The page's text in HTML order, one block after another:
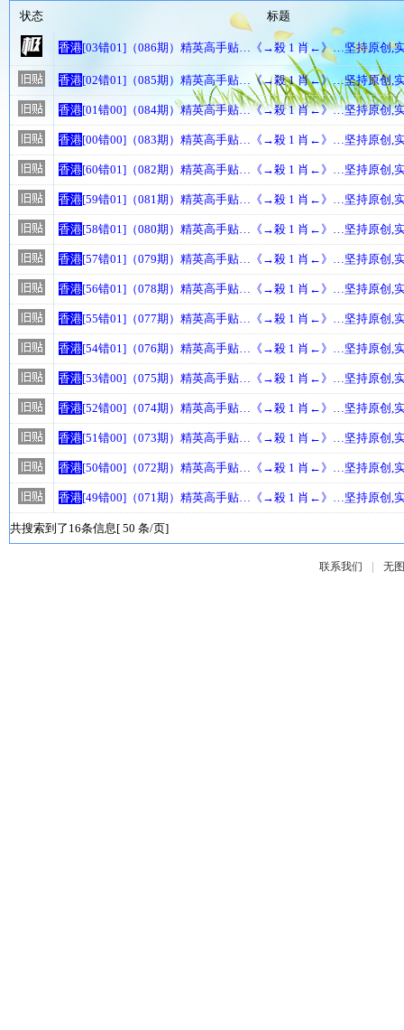
状态 标题
香港[03错01]（086期）精英高手贴…《→殺 1 肖←》…坚持原创,
香港[02错01]（085期）精英高手贴…《→殺 1 肖←》…坚持原创,
香港[01错00]（084期）精英高手贴…《→殺 1 肖←》…坚持原创,
香港[00错00]（083期）精英高手贴…《→殺 1 肖←》…坚持原创,
香港[60错01]（082期）精英高手贴…《→殺 1 肖←》…坚持原创,
香港[59错01]（081期）精英高手贴…《→殺 1 肖←》…坚持原创,
香港[58错01]（080期）精英高手贴…《→殺 1 肖←》…坚持原创,
香港[57错01]（079期）精英高手贴…《→殺 1 肖←》…坚持原创,
香港[56错01]（078期）精英高手贴…《→殺 1 肖←》…坚持原创,
香港[55错01]（077期）精英高手贴…《→殺 1 肖←》…坚持原创,
香港[54错01]（076期）精英高手贴…《→殺 1 肖←》…坚持原创,
香港[53错00]（075期）精英高手贴…《→殺 1 肖←》…坚持原创,
香港[52错00]（074期）精英高手贴…《→殺 1 肖←》…坚持原创,
香港[51错00]（073期）精英高手贴…《→殺 1 肖←》…坚持原创,
香港[50错00]（072期）精英高手贴…《→殺 1 肖←》…坚持原创,
香港[49错00]（071期）精英高手贴…《→殺 1 肖←》…坚持原创,
共搜索到了16条信息[ 50 条/页]
联系我们 | 无